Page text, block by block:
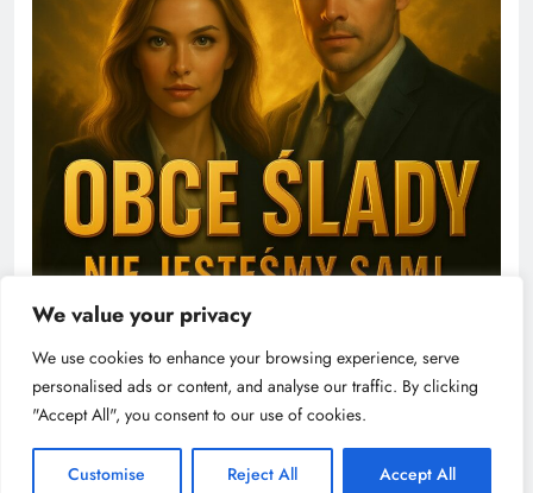
We value your privacy
We use cookies to enhance your browsing experience, serve
personalised ads or content, and analyse our traffic. By clicking
"Accept All", you consent to our use of cookies.
Customise Reject All Accept All